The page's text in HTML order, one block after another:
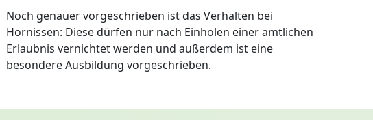
Noch genauer vorgeschrieben ist das Verhalten bei
Hornissen: Diese dürfen nur nach Einholen einer amtlichen
Erlaubnis vernichtet werden und außerdem ist eine
besondere Ausbildung vorgeschrieben.